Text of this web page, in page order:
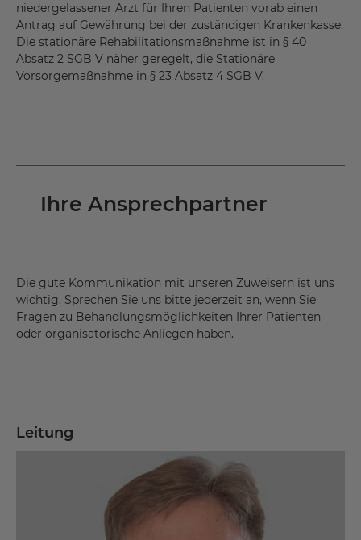
niedergelassener Arzt für Ihren Patienten vorab einen
Antrag auf Gewährung bei der zuständigen Krankenkasse.
Die stationäre Rehabilitationsmaßnahme ist in § 40
Absatz 2 SGB V näher geregelt, die Stationäre
Vorsorgemaßnahme in § 23 Absatz 4 SGB V.
Ihre Ansprechpartner
Die gute Kommunikation mit unseren Zuweisern ist uns
wichtig. Sprechen Sie uns bitte jederzeit an, wenn Sie
Fragen zu Behandlungsmöglichkeiten Ihrer Patienten
oder organisatorische Anliegen haben.
Leitung